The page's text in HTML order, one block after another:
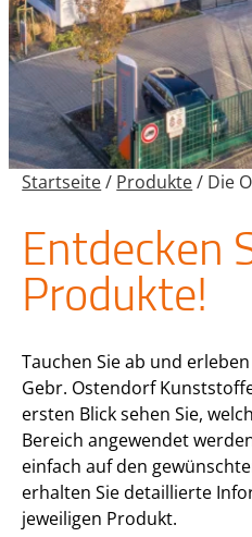
Startseite/ Produkte/ Die
Entdecken
Produkte!
Tauchen Sie ab und
Gebr. Ostendorf
ersten Blick sehen Sie,
Bereich angewendet
einfach auf den
erhalten Sie detaillierte
jeweiligen Produkt.